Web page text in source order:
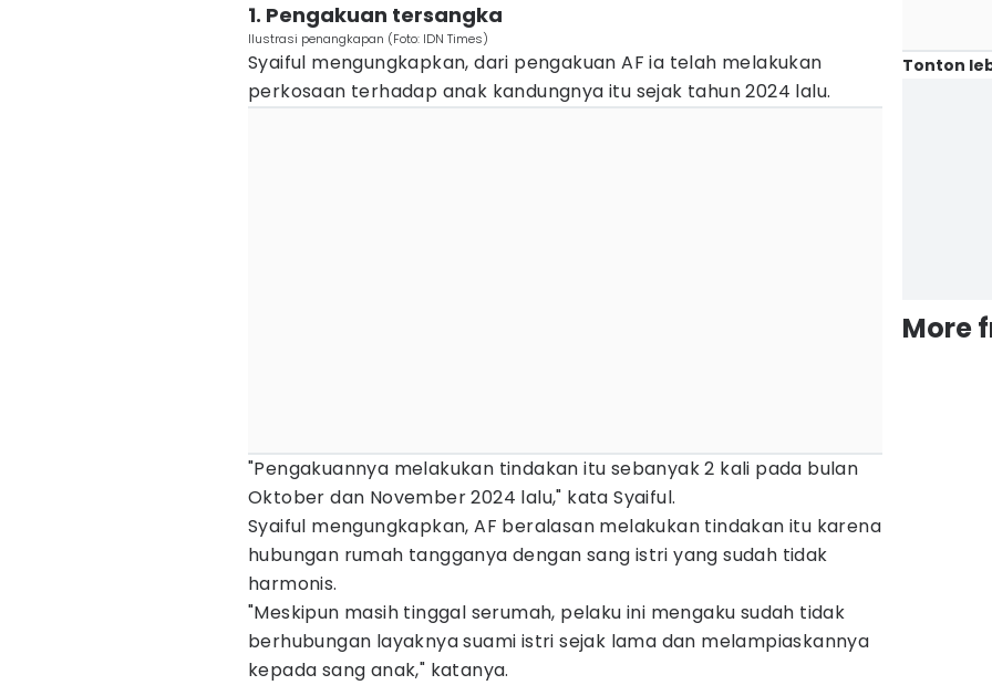
1. Pengakuan tersangka
Ilustrasi penangkapan (Foto: IDN Times)
Syaiful mengungkapkan, dari pengakuan AF ia telah melakukan
perkosaan terhadap anak kandungnya itu sejak tahun 2024 lalu.
"Pengakuannya melakukan tindakan itu sebanyak 2 kali pada bulan
Oktober dan November 2024 lalu," kata Syaiful.
Syaiful mengungkapkan, AF beralasan melakukan tindakan itu karena
hubungan rumah tangganya dengan sang istri yang sudah tidak
harmonis.
"Meskipun masih tinggal serumah, pelaku ini mengaku sudah tidak
berhubungan layaknya suami istri sejak lama dan melampiaskannya
kepada sang anak," katanya.
Tonton
More